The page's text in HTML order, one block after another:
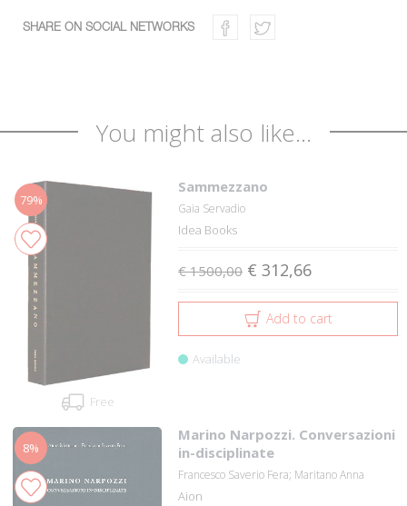
SHARE ON SOCIAL NETWORKS
You might also like...
79%
Free
Sammezzano
Gaia Servadio
Idea Books
€ 1500,00 € 312,66
Add to cart
Available
8%
Marino Narpozzi. Conversazioni
in-disciplinate
Francesco Saverio Fera; Maritano Anna
Aion